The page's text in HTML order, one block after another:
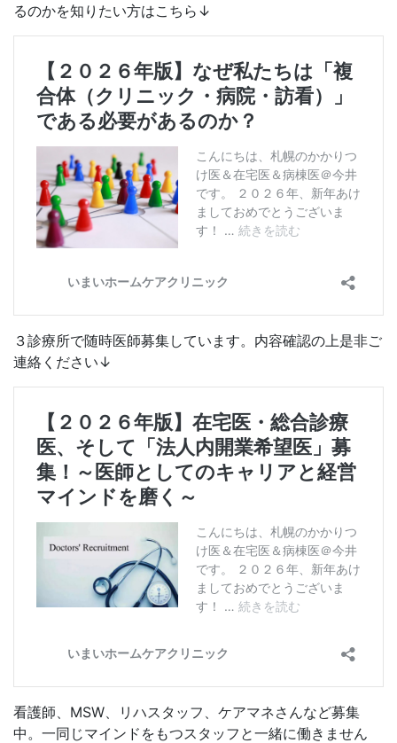
るのかを知りたい方はこちら↓
３診療所で随時医師募集しています。内容確認の上是非ご
連絡ください↓
看護師、MSW、リハスタッフ、ケアマネさんなど募集
中。一同じマインドをもつスタッフと一緒に働きません